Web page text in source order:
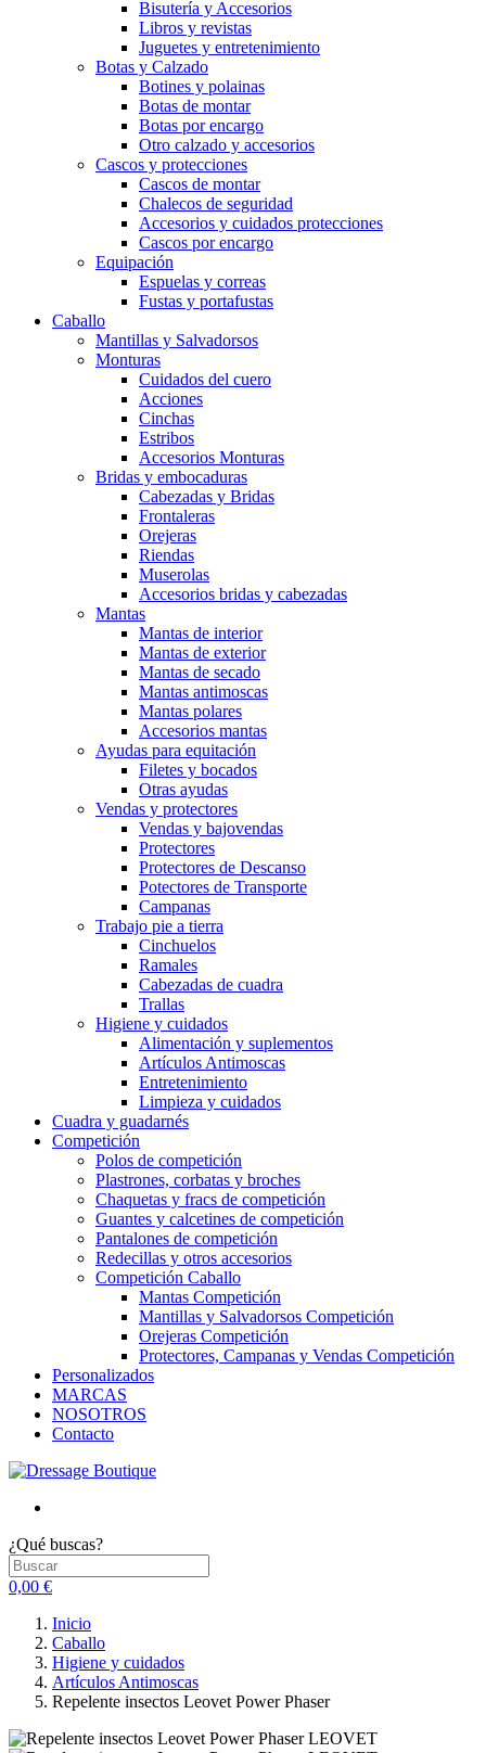
Bisutería y Accesorios
Libros y revistas
Juguetes y entretenimiento
Botas y Calzado
Botines y polainas
Botas de montar
Botas por encargo
Otro calzado y accesorios
Cascos y protecciones
Cascos de montar
Chalecos de seguridad
Accesorios y cuidados protecciones
Cascos por encargo
Equipación
Espuelas y correas
Fustas y portafustas
Caballo
Mantillas y Salvadorsos
Monturas
Cuidados del cuero
Acciones
Cinchas
Estribos
Accesorios Monturas
Bridas y embocaduras
Cabezadas y Bridas
Frontaleras
Orejeras
Riendas
Muserolas
Accesorios bridas y cabezadas
Mantas
Mantas de interior
Mantas de exterior
Mantas de secado
Mantas antimoscas
Mantas polares
Accesorios mantas
Ayudas para equitación
Filetes y bocados
Otras ayudas
Vendas y protectores
Vendas y bajovendas
Protectores
Protectores de Descanso
Potectores de Transporte
Campanas
Trabajo pie a tierra
Cinchuelos
Ramales
Cabezadas de cuadra
Trallas
Higiene y cuidados
Alimentación y suplementos
Artículos Antimoscas
Entretenimiento
Limpieza y cuidados
Cuadra y guadarnés
Competición
Polos de competición
Plastrones, corbatas y broches
Chaquetas y fracs de competición
Guantes y calcetines de competición
Pantalones de competición
Redecillas y otros accesorios
Competición Caballo
Mantas Competición
Mantillas y Salvadorsos Competición
Orejeras Competición
Protectores, Campanas y Vendas Competición
Personalizados
MARCAS
NOSOTROS
Contacto
¿Qué buscas?
0,00 €
Inicio
Caballo
Higiene y cuidados
Artículos Antimoscas
Repelente insectos Leovet Power Phaser